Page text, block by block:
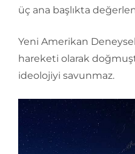
üç ana başlıkta
Yeni Amerikan Deneysel
hareketi olarak
ideolojiyi savunmaz.